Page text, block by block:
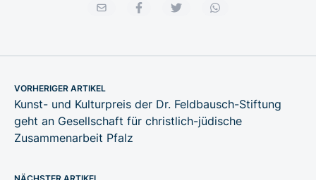
VORHERIGER ARTIKEL
Kunst- und Kulturpreis der Dr. Feldbausch-Stiftung
geht an Gesellschaft für christlich-jüdische
Zusammenarbeit Pfalz